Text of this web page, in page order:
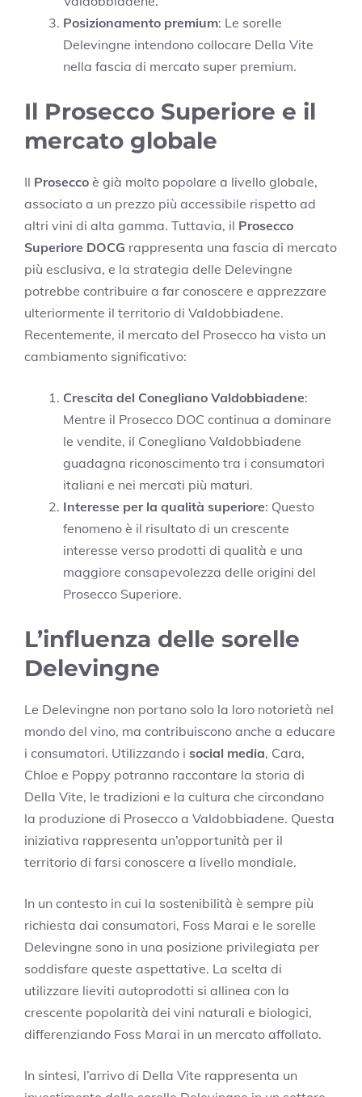
Posizionamento premium: Le sorelle
Delevingne intendono collocare Della Vite
nella fascia di mercato super premium.
Il Prosecco Superiore e il
mercato globale
Il Prosecco è già molto popolare a livello globale,
associato a un prezzo più accessibile rispetto ad
altri vini di alta gamma. Tuttavia, il Prosecco
Superiore DOCG rappresenta una fascia di mercato
più esclusiva, e la strategia delle Delevingne
potrebbe contribuire a far conoscere e apprezzare
ulteriormente il territorio di Valdobbiadene.
Recentemente, il mercato del Prosecco ha visto un
cambiamento significativo:
Crescita del Conegliano Valdobbiadene:
Mentre il Prosecco DOC continua a dominare
le vendite, il Conegliano Valdobbiadene
guadagna riconoscimento tra i consumatori
italiani e nei mercati più maturi.
Interesse per la qualità superiore: Questo
fenomeno è il risultato di un crescente
interesse verso prodotti di qualità e una
maggiore consapevolezza delle origini del
Prosecco Superiore.
L’influenza delle sorelle
Delevingne
Le Delevingne non portano solo la loro notorietà nel
mondo del vino, ma contribuiscono anche a educare
i consumatori. Utilizzando i social media, Cara,
Chloe e Poppy potranno raccontare la storia di
Della Vite, le tradizioni e la cultura che circondano
la produzione di Prosecco a Valdobbiadene. Questa
iniziativa rappresenta un’opportunità per il
territorio di farsi conoscere a livello mondiale.
In un contesto in cui la sostenibilità è sempre più
richiesta dai consumatori, Foss Marai e le sorelle
Delevingne sono in una posizione privilegiata per
soddisfare queste aspettative. La scelta di
utilizzare lieviti autoprodotti si allinea con la
crescente popolarità dei vini naturali e biologici,
differenziando Foss Marai in un mercato affollato.
In sintesi, l’arrivo di Della Vite rappresenta un